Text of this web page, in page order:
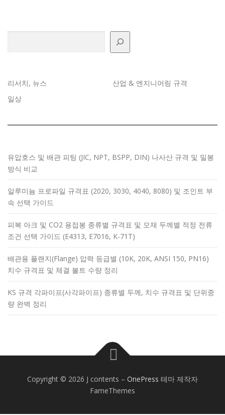
리서치, 뉴스
산업 & 엔지니어링 규격
일상
유압호스 및 배관 피팅 (JIC, NPT, BSPP, DIN) 나사산 규격 및 밀봉
방식 비교
알루미늄 프로파일 규격표 (2020, 3030, 4040, 8080) 및 조인트 부
속 선택 가이드
피복 아크 및 CO2 용접봉 종류별 규격표 및 모재 두께별 적정 전류
조건 선택 가이드 (E4313, E7016, K-71T)
배관용 플랜지(Flange) 압력 등급별 (10K, 20K, ANSI 150, PN16)
치수 규격표 및 체결 볼트 수량 정리
KS 규격 각파이프(사각파이프) 종류별 두께, 치수 규격표 및 단위중
량 완벽 정리
Copyright © 2026 J contents – OnePress 테마 제작자
FameThemes